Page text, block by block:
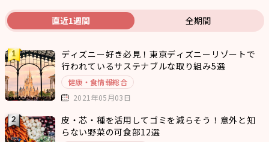
直近1週間 全期間
ディズニー好き必見！東京ディズニーリゾートで
行われているサステナブルな取り組み5選
健康・食情報総合
2021年05月03日
皮・芯・種を活用してゴミを減らそう！意外と知
らない野菜の可食部12選